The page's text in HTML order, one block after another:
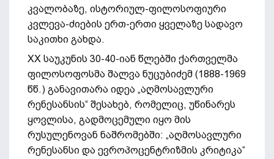
კვალობაზე, ისტორიულ-ფილოსოფიური
კვლევა-ძიების ერთ-ერთი ყველაზე სადავო
საკითხი გახდა.
XX საუკუნის 30-40-იან წლებში ქართველმა
ფილოსოფოსმა შალვა ნუცუბიძემ (1888-1969
წწ.) განავითარა იდეა „აღმოსავლური
რენესანსის“ შესახებ, რომელიც, უწინარეს
ყოვლისა, გადმოცემული იყო მის
რუსულენოვან ნაშრომებში: „აღმოსავლური
რენესანსი და ევროპოცენტრიზმის კრიტიკა“